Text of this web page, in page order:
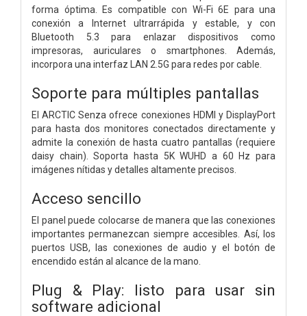
forma óptima. Es compatible con Wi-Fi 6E para una
conexión a Internet ultrarrápida y estable, y con
Bluetooth 5.3 para enlazar dispositivos como
impresoras, auriculares o smartphones. Además,
incorpora una interfaz LAN 2.5G para redes por cable.
Soporte para múltiples pantallas
El ARCTIC Senza ofrece conexiones HDMI y DisplayPort
para hasta dos monitores conectados directamente y
admite la conexión de hasta cuatro pantallas (requiere
daisy chain). Soporta hasta 5K WUHD a 60 Hz para
imágenes nítidas y detalles altamente precisos.
Acceso sencillo
El panel puede colocarse de manera que las conexiones
importantes permanezcan siempre accesibles. Así, los
puertos USB, las conexiones de audio y el botón de
encendido están al alcance de la mano.
Plug & Play: listo para usar sin
software adicional